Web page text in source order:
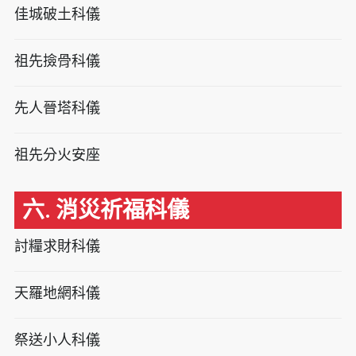
佳城破土科儀
祖先撿骨科儀
先人晉塔科儀
祖先分火安座
六. 消災祈福科儀
討糧求財科儀
天羅地網科儀
祭送小人科儀